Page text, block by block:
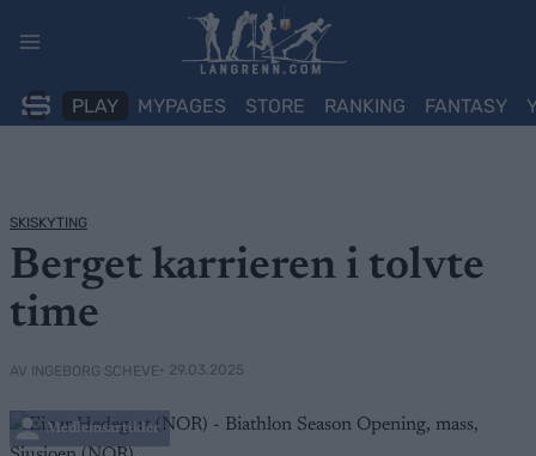
PLAY MYPAGES STORE RANKING FANTASY
SKISKYTING
Berget karrieren i tolvte
time
AV INGEBORG SCHEVE• 29.03.2025
Medlemsartikler